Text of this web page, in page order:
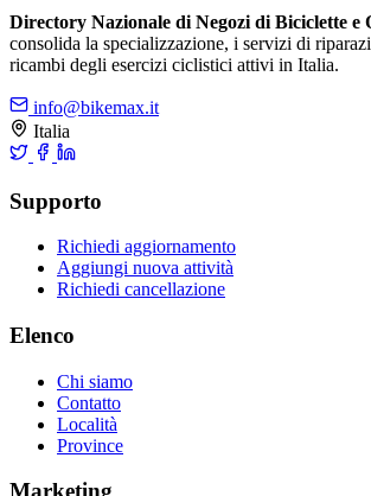
Directory Nazionale di Negozi di Biciclette e
consolida la specializzazione, i servizi di
ricambi degli esercizi ciclistici attivi in Italia.
info@bikemax.it
Italia
Supporto
Richiedi aggiornamento
Aggiungi nuova attività
Richiedi cancellazione
Elenco
Chi siamo
Contatto
Località
Province